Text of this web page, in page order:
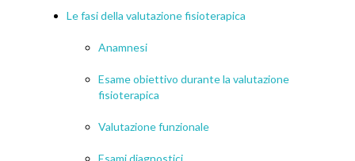
Le fasi della valutazione fisioterapica
Anamnesi
Esame obiettivo durante la valutazione
fisioterapica
Valutazione funzionale